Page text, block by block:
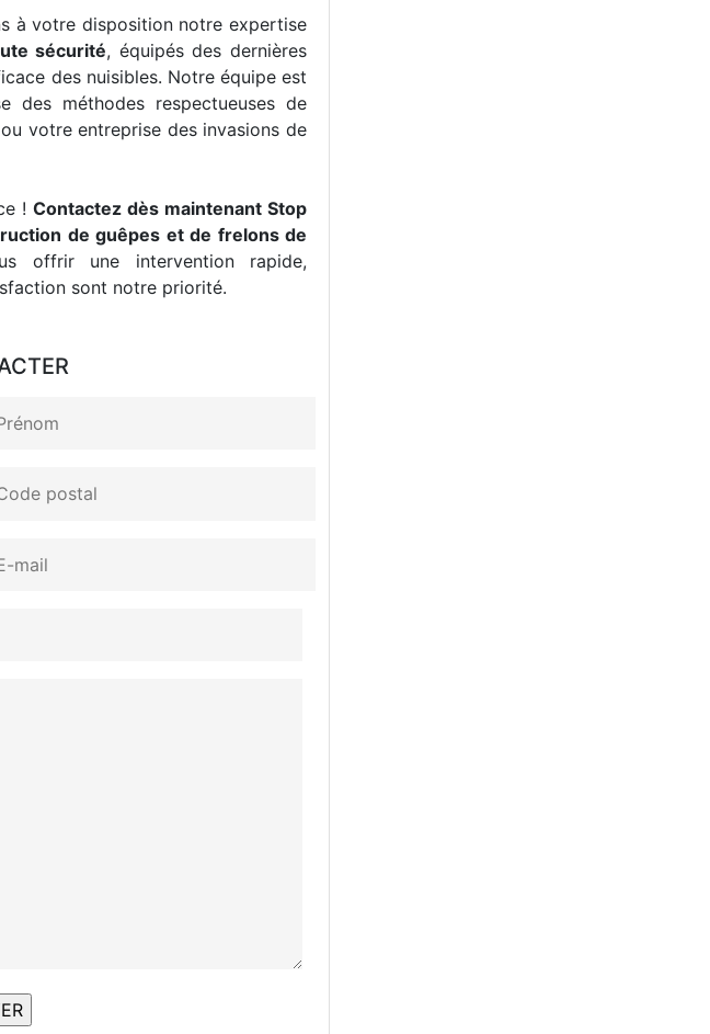
à votre disposition notre expertise
sécurité, équipés des dernières
des nuisibles. Notre équipe est
des méthodes respectueuses de
votre entreprise des invasions de
! Contactez dès maintenant Stop
de guêpes et de frelons de
offrir une intervention rapide,
sont notre priorité.